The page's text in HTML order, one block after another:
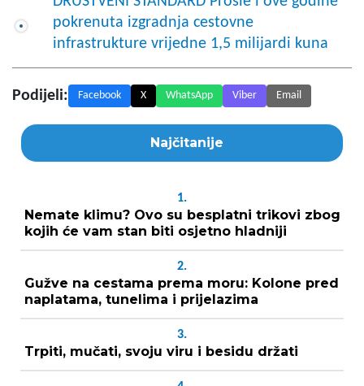
pokrenuta izgradnja cestovne
infrastrukture vrijedne 1,5 milijardi kuna
Podijeli: Facebook X WhatsApp Viber Email
Najčitanije
1.
Nemate klimu? Ovo su besplatni trikovi zbog
kojih će vam stan biti osjetno hladniji
2.
Gužve na cestama prema moru: Kolone pred
naplatama, tunelima i prijelazima
3.
Trpiti, mučati, svoju viru i besidu držati